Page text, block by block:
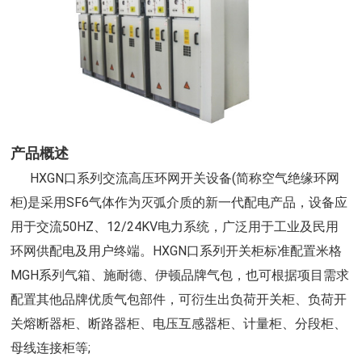
产品概述
HXGN口系列交流高压环网开关设备(简称空气绝缘环网
柜)是采用SF6气体作为灭弧介质的新一代配电产品，设备应
用于交流50HZ、12/24KV电力系统，广泛用于工业及民用
环网供配电及用户终端。HXGN口系列开关柜标准配置米格
MGH系列气箱、施耐德、伊顿品牌气包，也可根据项目需求
配置其他品牌优质气包部件，可衍生出负荷开关柜、负荷开
关熔断器柜、断路器柜、电压互感器柜、计量柜、分段柜、
母线连接柜等;